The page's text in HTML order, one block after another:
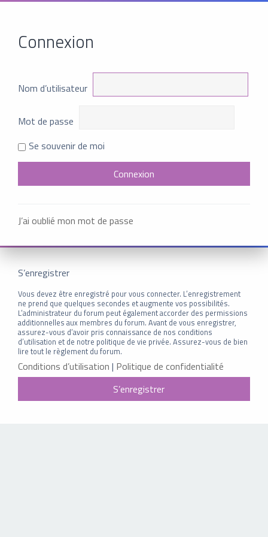
Connexion
Nom d’utilisateur
Mot de passe
Se souvenir de moi
J’ai oublié mon mot de passe
S’enregistrer
Vous devez être enregistré pour vous connecter. L’enregistrement
ne prend que quelques secondes et augmente vos possibilités.
L’administrateur du forum peut également accorder des permissions
additionnelles aux membres du forum. Avant de vous enregistrer,
assurez-vous d’avoir pris connaissance de nos conditions
d’utilisation et de notre politique de vie privée. Assurez-vous de bien
lire tout le règlement du forum.
Conditions d’utilisation | Politique de confidentialité
S’enregistrer